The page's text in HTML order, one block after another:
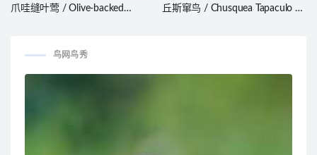
爪哇缝叶莺 / Olive-backed
丘斯窜鸟 / Chusquea Tapaculo /
鸟网鸟秀